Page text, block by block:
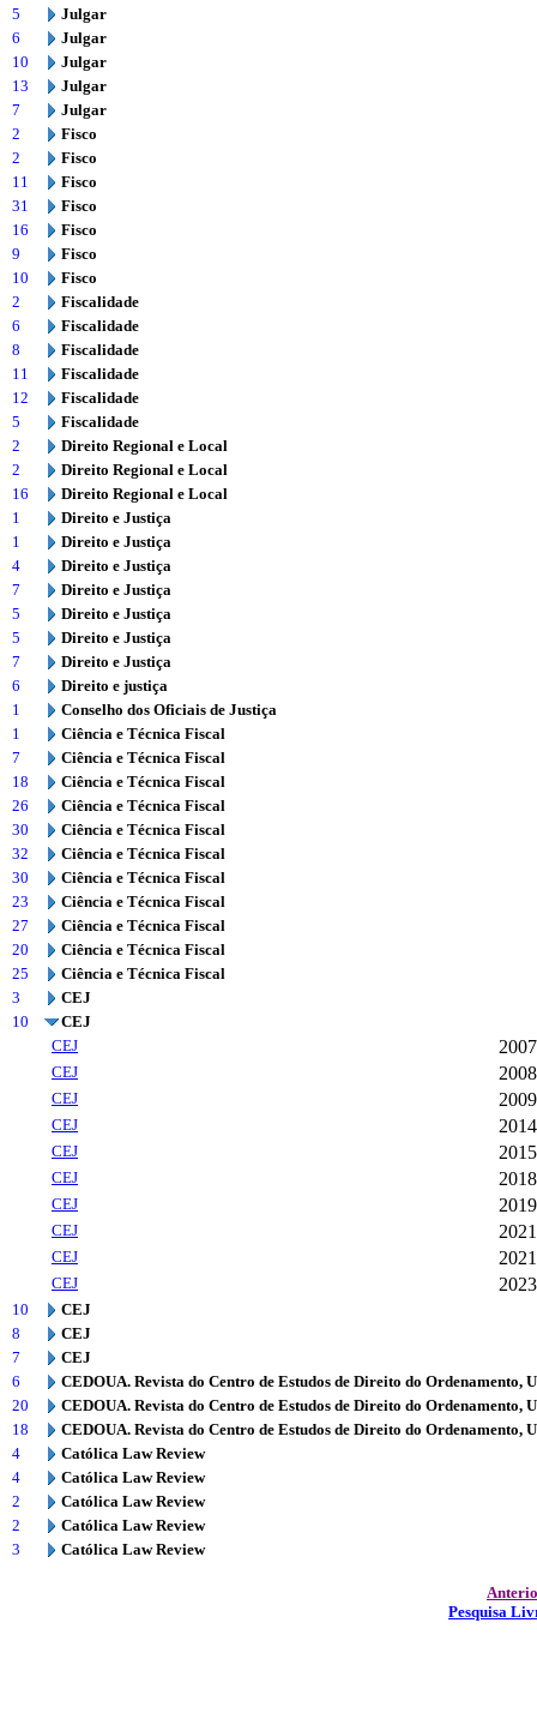
5
Julgar
6
Julgar
10
Julgar
13
Julgar
7
Julgar
2
Fisco
2
Fisco
11
Fisco
31
Fisco
16
Fisco
9
Fisco
10
Fisco
2
Fiscalidade
6
Fiscalidade
8
Fiscalidade
11
Fiscalidade
12
Fiscalidade
5
Fiscalidade
2
Direito Regional e Local
2
Direito Regional e Local
16
Direito Regional e Local
1
Direito e Justiça
1
Direito e Justiça
4
Direito e Justiça
7
Direito e Justiça
5
Direito e Justiça
5
Direito e Justiça
7
Direito e Justiça
6
Direito e justiça
1
Conselho dos Oficiais de Justiça
1
Ciência e Técnica Fiscal
7
Ciência e Técnica Fiscal
18
Ciência e Técnica Fiscal
26
Ciência e Técnica Fiscal
30
Ciência e Técnica Fiscal
32
Ciência e Técnica Fiscal
30
Ciência e Técnica Fiscal
23
Ciência e Técnica Fiscal
27
Ciência e Técnica Fiscal
20
Ciência e Técnica Fiscal
25
Ciência e Técnica Fiscal
3
CEJ
10
CEJ
CEJ
2007
CEJ 2008
CEJ 2009
CEJ 2014
CEJ 2015
CEJ 2018
CEJ 2019
CEJ 2021
CEJ 2021
CEJ 2023
10
CEJ
8
CEJ
7
CEJ
6
CEDOUA. Revista do Centro de Estudos de Direito do Ordenamento,
20
CEDOUA. Revista do Centro de Estudos de Direito do Ordenamento,
18
CEDOUA. Revista do Centro de Estudos de Direito do Ordenamento,
4
Católica Law Review
4
Católica Law Review
2
Católica Law Review
2
Católica Law Review
3
Católica Law Review
Pesquisa